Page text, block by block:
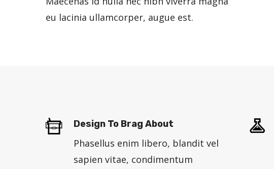
eu lacinia ullamcorper, augue est.
Design To Brag About
Phasellus enim libero, blandit vel
sapien vitae, condimentum